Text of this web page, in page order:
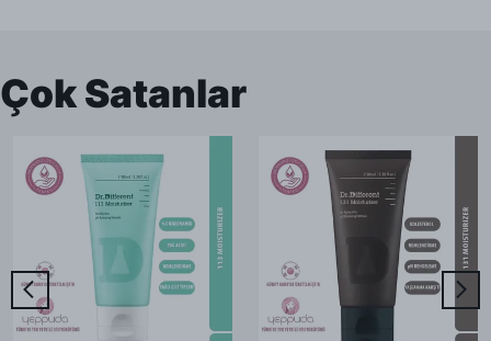
Çok Satanlar